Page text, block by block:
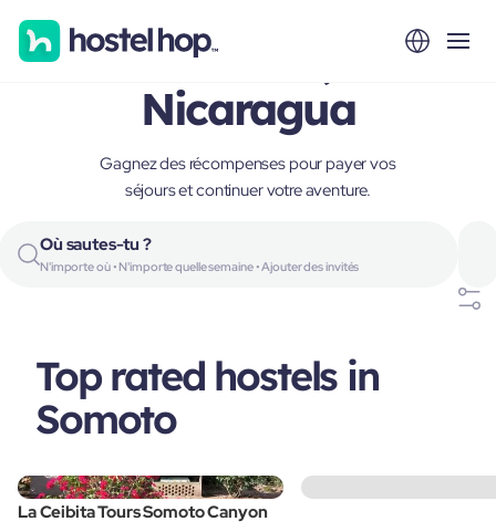
Somoto,
Nicaragua
Gagnez des récompenses pour payer vos
séjours et continuer votre aventure.
Où sautes-tu ?
N'importe où • N'importe quelle semaine • Ajouter des invités
Top rated hostels in
Somoto
La Ceibita Tours Somoto Canyon